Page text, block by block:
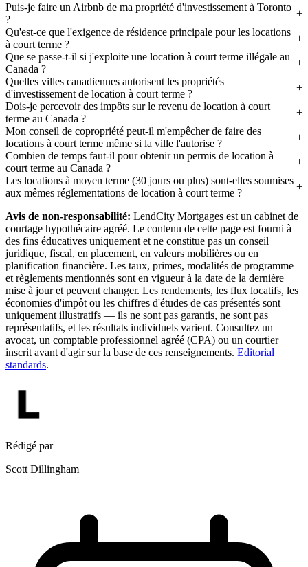
Puis-je faire un Airbnb de ma propriété d'investissement à Toronto
?
Qu'est-ce que l'exigence de résidence principale pour les locations
à court terme ?
Que se passe-t-il si j'exploite une location à court terme illégale au
Canada ?
Quelles villes canadiennes autorisent les propriétés
d'investissement de location à court terme ?
Dois-je percevoir des impôts sur le revenu de location à court
terme au Canada ?
Mon conseil de copropriété peut-il m'empêcher de faire des
locations à court terme même si la ville l'autorise ?
Combien de temps faut-il pour obtenir un permis de location à
court terme au Canada ?
Les locations à moyen terme (30 jours ou plus) sont-elles soumises
aux mêmes réglementations de location à court terme ?
Avis de non-responsabilité: LendCity Mortgages est un cabinet de
courtage hypothécaire agréé. Le contenu de cette page est fourni à
des fins éducatives uniquement et ne constitue pas un conseil
juridique, fiscal, en placement, en valeurs mobilières ou en
planification financière. Les taux, primes, modalités de programme
et règlements mentionnés sont en vigueur à la date de la dernière
mise à jour et peuvent changer. Les rendements, les flux locatifs, les
économies d'impôt ou les chiffres d'études de cas présentés sont
uniquement illustratifs — ils ne sont pas garantis, ne sont pas
représentatifs, et les résultats individuels varient. Consultez un
avocat, un comptable professionnel agréé (CPA) ou un courtier
inscrit avant d'agir sur la base de ces renseignements. Editorial
standards.
Rédigé par
Scott Dillingham